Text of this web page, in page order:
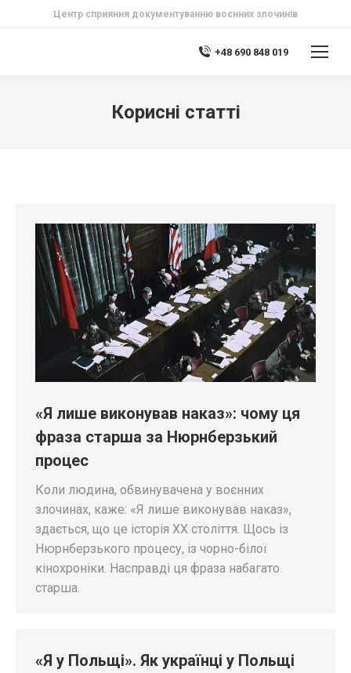
Центр сприяння документуванню воєнних злочинів
+48 690 848 019
Корисні статті
«Я лише виконував наказ»: чому ця
фраза старша за Нюрнберзький
процес
Коли людина, обвинувачена у воєнних
злочинах, каже: «Я лише виконував наказ»,
здається, що це історія ХХ століття. Щось із
Нюрнберзького процесу, із чорно-білої
кінохроніки. Насправді ця фраза набагато
старша.
«Я у Польщі». Як українці у Польщі